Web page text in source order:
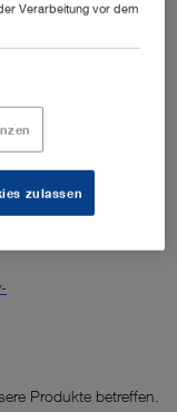
die
teilen Sie uns diese
Produkte betreffen.
Verarbeitung vor dem
zulassen